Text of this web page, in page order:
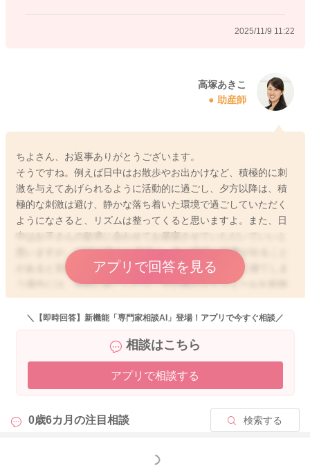
2025/11/9 11:22
高塚あきこ
助産師
ちよさん、お返事ありがとうございます。
そうですね。例えば日中はお散歩やお出かけなど、積極的に刺
激を与えてあげられるように活動的に過ごし、夕方以降は、積
極的な刺激は避け、静かな落ち着いた環境で過ごしていただく
ようになさると、リズムは整ってくると思いますよ。また、日
中はお子さんの欲求に合わせてお昼寝させていただいていいと
思いますが、15時以降のお昼寝は、夜の睡眠に影響が出ること
があると言われています。ですので、もし15時以降に寝てしま
う場合には、早めに起こしたり、その後のスケジュールを前倒
しして、お昼寝をせずに早めに就寝できるようにするなど、工
夫していただいてもいいと思いますよ。
アプリで回答を見る
＼【即時回答】新機能「専門家相談AI」登場！アプリで今すぐ相談／
相談はこちら
アプリで相談する
0歳6カ月の注目相談 検索する
もっと見る